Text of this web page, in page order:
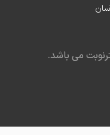
می باشد.